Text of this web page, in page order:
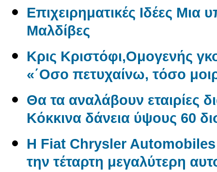
Επιχειρηματικές Ιδέες Μια
Μαλδίβες
Κρις Κριστόφι,Ομογενής
«΄Οσο πετυχαίνω, τόσο
Θα τα αναλάβουν εταιρίες
Kόκκινα δάνεια ύψους 60
Η Fiat Chrysler Automobiles
την τέταρτη μεγαλύτερη